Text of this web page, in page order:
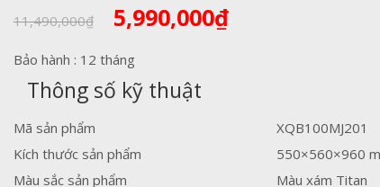
11,490,000₫ Giá
gốc
là:
11,490,000₫.
5,990,000₫Giá
Bảo hành : 12 tháng
Thông số kỹ thuật
Mã sản phẩm
XQB100MJ201
Kích thước sản phẩm
550×560×960
Màu sắc sản phẩm
Màu xám Titan